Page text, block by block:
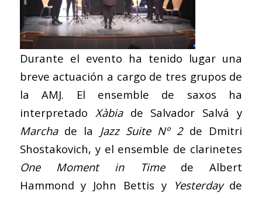
Durante el evento ha tenido lugar una
breve actuación a cargo de tres grupos de
la AMJ. El ensemble de saxos ha
interpretado Xàbiade Salvador Salvá y
Marchade la Jazz Suite Nº 2de Dmitri
Shostakovich, y el ensemble de clarinetes
One Moment in TimedeAlbert
Hammond y John Bettis y Yesterday de